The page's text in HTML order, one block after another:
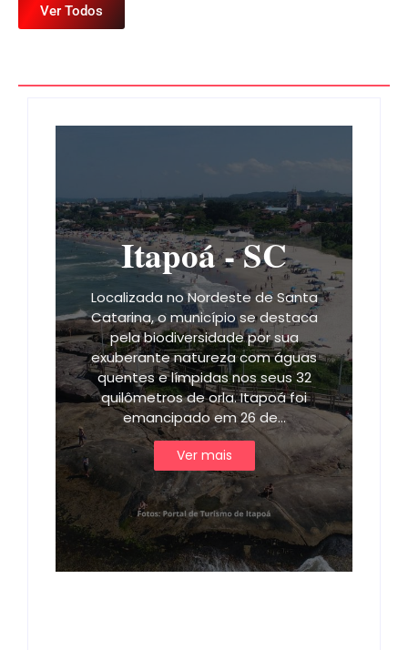
Ver Todos
Itapoá - SC
Localizada no Nordeste de Santa
Catarina, o município se destaca
pela biodiversidade por sua
exuberante natureza com águas
quentes e límpidas nos seus 32
quilômetros de orla. Itapoá foi
emancipado em 26 de…
Ver mais